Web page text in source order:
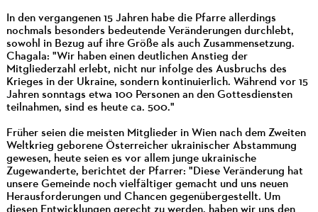
In den vergangenen 15 Jahren habe die Pfarre allerdings
nochmals besonders bedeutende Veränderungen durchlebt,
sowohl in Bezug auf ihre Größe als auch Zusammensetzung.
Chagala: "Wir haben einen deutlichen Anstieg der
Mitgliederzahl erlebt, nicht nur infolge des Ausbruchs des
Krieges in der Ukraine, sondern kontinuierlich. Während vor 15
Jahren sonntags etwa 100 Personen an den Gottesdiensten
teilnahmen, sind es heute ca. 500."
Früher seien die meisten Mitglieder in Wien nach dem Zweiten
Weltkrieg geborene Österreicher ukrainischer Abstammung
gewesen, heute seien es vor allem junge ukrainische
Zugewanderte, berichtet der Pfarrer: "Diese Veränderung hat
unsere Gemeinde noch vielfältiger gemacht und uns neuen
Herausforderungen und Chancen gegenübergestellt. Um